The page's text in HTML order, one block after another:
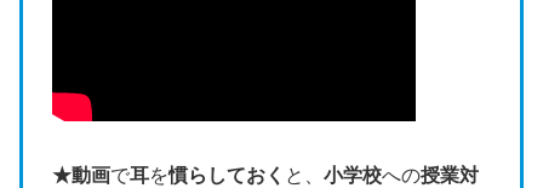
★動画で耳を慣らしておく と、 小学校への授業対